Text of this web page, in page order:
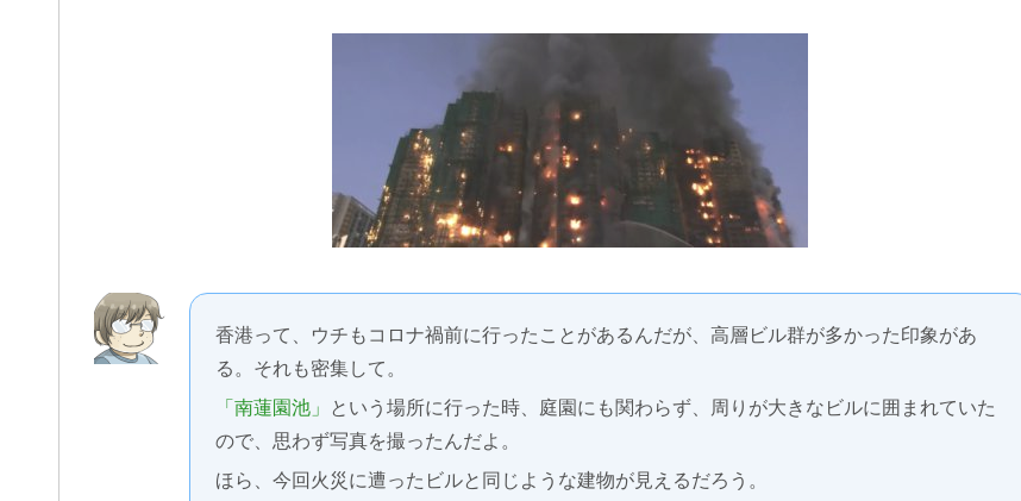
香港って、ウチもコロナ禍前に行ったことがあるんだが、高層ビル群が多かった印象があ
る。それも密集して。
「南蓮園池」
という場所に行った時、庭園にも関わらず、周りが大きなビルに囲まれていた
ので、思わず写真を撮ったんだよ。
ほら、今回火災に遭ったビルと同じような建物が見えるだろう。